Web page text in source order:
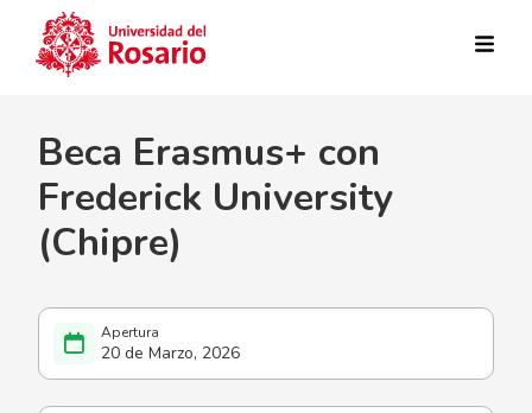
20 de Marzo, 2026
Beca Erasmus+ con
Frederick University
(Chipre)